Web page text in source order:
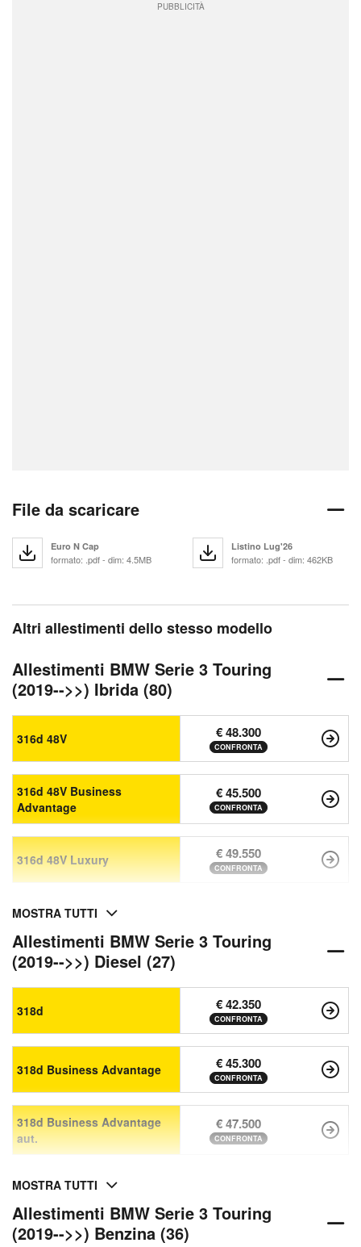
PUBBLICITÀ
File da scaricare
Euro N Cap
formato: .pdf - dim: 4.5MB
Listino Lug'26
formato: .pdf - dim: 462KB
Altri allestimenti dello stesso modello
Allestimenti BMW Serie 3 Touring
(2019-->>) Ibrida (80)
316d 48V € 48.300
CONFRONTA
316d 48V Business
Advantage
€ 45.500
CONFRONTA
316d 48V Luxury € 49.550
CONFRONTA
MOSTRA TUTTI
Allestimenti BMW Serie 3 Touring
(2019-->>) Diesel (27)
318d € 42.350
CONFRONTA
318d Business Advantage € 45.300
CONFRONTA
318d Business Advantage
aut.
€ 47.500
CONFRONTA
MOSTRA TUTTI
Allestimenti BMW Serie 3 Touring
(2019-->>) Benzina (36)